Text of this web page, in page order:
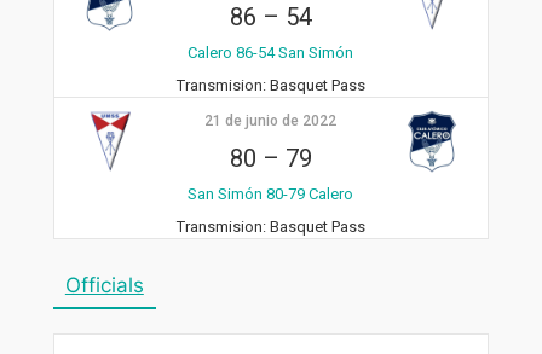
86 – 54
Calero 86-54 San Simón
Transmision:Basquet Pass
21 de junio de 2022
80 – 79
San Simón 80-79 Calero
Transmision:Basquet Pass
Officials